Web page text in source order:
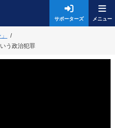
サポーターズ
う政治犯罪